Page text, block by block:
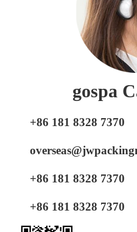
gospa
+86 181 8328 7370
+86 181 8328 7370
+86 181 8328 7370